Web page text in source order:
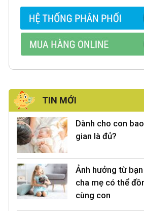
TIN MỚI
Dành cho con
gian là đủ?
Ảnh hưởng từ
cha mẹ có thể
cùng con